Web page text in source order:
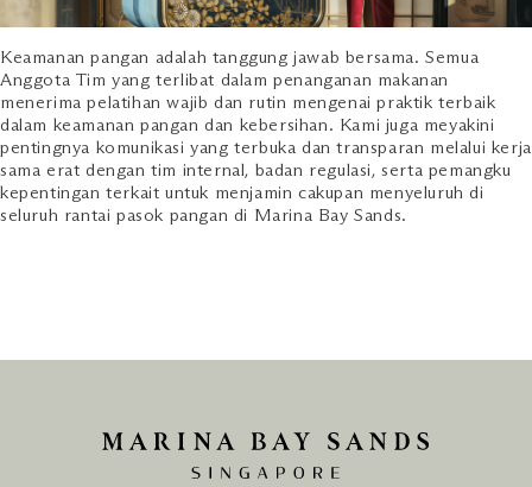
Keamanan pangan adalah tanggung jawab bersama. Semua
Anggota Tim yang terlibat dalam penanganan makanan
menerima pelatihan wajib dan rutin mengenai praktik terbaik
dalam keamanan pangan dan kebersihan. Kami juga meyakini
pentingnya komunikasi yang terbuka dan transparan melalui kerja
sama erat dengan tim internal, badan regulasi, serta pemangku
kepentingan terkait untuk menjamin cakupan menyeluruh di
seluruh rantai pasok pangan di Marina Bay Sands.